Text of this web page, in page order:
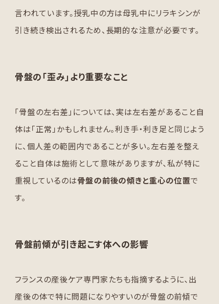
言われています。授乳中の方は母乳中にリラキシンが
引き続き検出されるため、長期的な注意が必要です。
骨盤の「歪み」より重要なこと
「骨盤の左右差」については、実は左右差があること自
体は「正常」かもしれません。利き手・利き足と同じよう
に、個人差の範囲内であることが多い。左右差を整え
ること自体は施術として意味がありますが、私が特に
重視しているのは骨盤の前後の傾きと重心の位置で
す。
骨盤前傾が引き起こす体への影響
フランスの産後ケア専門家たちも指摘するように、出
産後の体で特に問題になりやすいのが骨盤の前傾で